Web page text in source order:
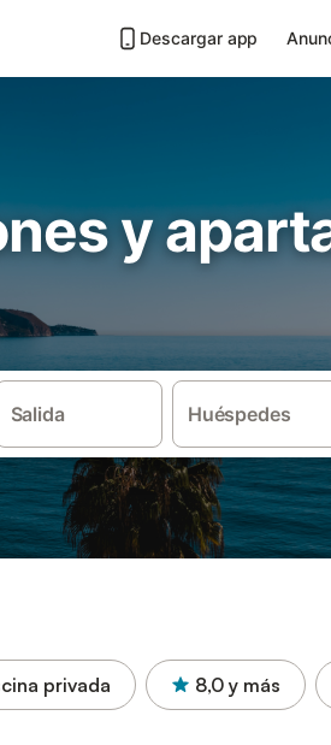
Descargar app
y
Salida Huéspedes
privada 8,0 y más